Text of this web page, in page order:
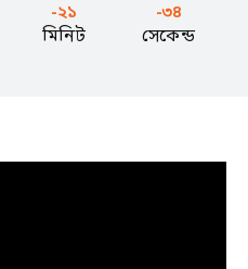
-২১
মিনিট
-৩৫
সেকেন্ড